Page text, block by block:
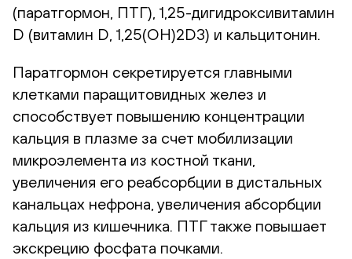
(паратгормон, ПТГ), 1,25-дигидроксивитамин
D (витамин D, 1,25(OH)2D3) и кальцитонин.
Паратгормон секретируется главными
клетками паращитовидных желез и
способствует повышению концентрации
кальция в плазме за счет мобилизации
микроэлемента из костной ткани,
увеличения его реабсорбции в дистальных
канальцах нефрона, увеличения абсорбции
кальция из кишечника. ПТГ также повышает
экскрецию фосфата почками.